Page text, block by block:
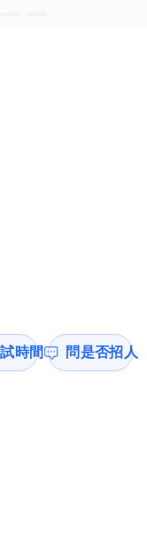
時間 問是否招人